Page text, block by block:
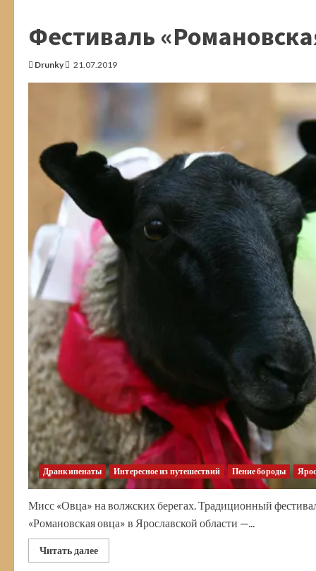
Фестиваль
Drunky 21.07.2019
Дранкипенаты Интересное из путешествий Пение бороды
Мисс «Овца» на волжских берегах. Традиционный
«Романовская овца» в Ярославской области —...
Читать далееПрочитать
больше